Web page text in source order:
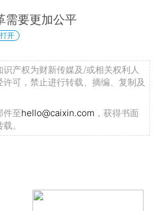
需要更加公平
开
产权为财新传媒及/或相关权利人
可，禁止进行转载、摘编、复制及
件至hello@caixin.com ，获得书面
。